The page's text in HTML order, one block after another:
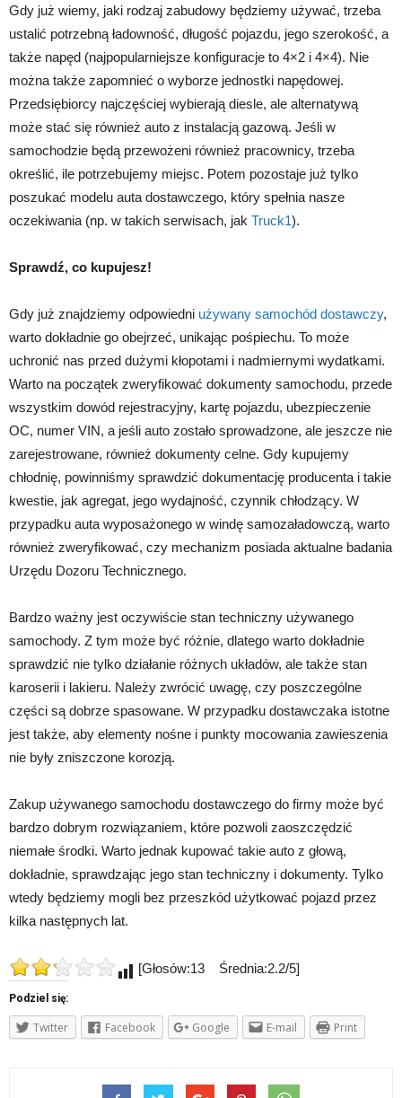
Gdy już wiemy, jaki rodzaj zabudowy będziemy używać, trzeba
ustalić potrzebną ładowność, długość pojazdu, jego szerokość, a
także napęd (najpopularniejsze konfiguracje to 4×2 i 4×4). Nie
można także zapomnieć o wyborze jednostki napędowej.
Przedsiębiorcy najczęściej wybierają diesle, ale alternatywą
może stać się również auto z instalacją gazową. Jeśli w
samochodzie będą przewożeni również pracownicy, trzeba
określić, ile potrzebujemy miejsc. Potem pozostaje już tylko
poszukać modelu auta dostawczego, który spełnia nasze
oczekiwania (np. w takich serwisach, jak Truck1).
Sprawdź, co kupujesz!
Gdy już znajdziemy odpowiedni używany samochód dostawczy,
warto dokładnie go obejrzeć, unikając pośpiechu. To może
uchronić nas przed dużymi kłopotami i nadmiernymi wydatkami.
Warto na początek zweryfikować dokumenty samochodu, przede
wszystkim dowód rejestracyjny, kartę pojazdu, ubezpieczenie
OC, numer VIN, a jeśli auto zostało sprowadzone, ale jeszcze nie
zarejestrowane, również dokumenty celne. Gdy kupujemy
chłodnię, powinniśmy sprawdzić dokumentację producenta i takie
kwestie, jak agregat, jego wydajność, czynnik chłodzący. W
przypadku auta wyposażonego w windę samozaładowczą, warto
również zweryfikować, czy mechanizm posiada aktualne badania
Urzędu Dozoru Technicznego.
Bardzo ważny jest oczywiście stan techniczny używanego
samochody. Z tym może być różnie, dlatego warto dokładnie
sprawdzić nie tylko działanie różnych układów, ale także stan
karoserii i lakieru. Należy zwrócić uwagę, czy poszczególne
części są dobrze spasowane. W przypadku dostawczaka istotne
jest także, aby elementy nośne i punkty mocowania zawieszenia
nie były zniszczone korozją.
Zakup używanego samochodu dostawczego do firmy może być
bardzo dobrym rozwiązaniem, które pozwoli zaoszczędzić
niemałe środki. Warto jednak kupować takie auto z głową,
dokładnie, sprawdzając jego stan techniczny i dokumenty. Tylko
wtedy będziemy mogli bez przeszkód użytkować pojazd przez
kilka następnych lat.
[Głosów:13 Średnia:2.2/5]
Podziel się:
Twitter Facebook Google E-mail Print